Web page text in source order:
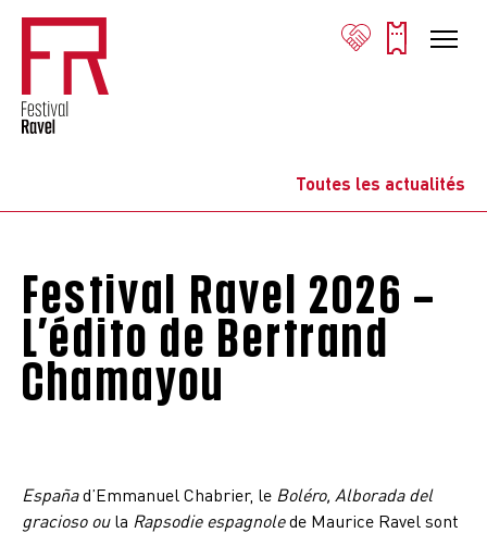
Toutes les actualités
Festival Ravel 2026 –
L’édito de Bertrand
Chamayou
Españad’Emmanuel Chabrier, le Boléro, Alborada del
gracioso oula Rapsodie espagnolede Maurice Ravel sont